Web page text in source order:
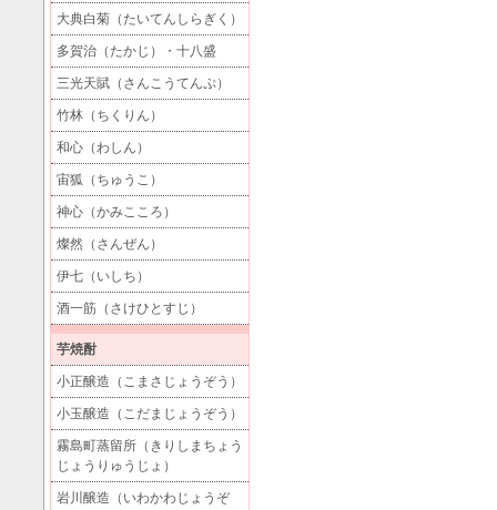
大典白菊（たいてんしらぎく）
多賀治（たかじ）・十八盛
三光天賦（さんこうてんぷ）
竹林（ちくりん）
和心（わしん）
宙狐（ちゅうこ）
神心（かみこころ）
燦然（さんぜん）
伊七（いしち）
酒一筋（さけひとすじ）
芋焼酎
小正醸造（こまさじょうぞう）
小玉醸造（こだまじょうぞう）
霧島町蒸留所（きりしまちょう
じょうりゅうじょ）
岩川醸造（いわかわじょうぞ